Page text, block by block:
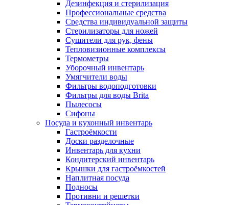
Дезинфекция и стерилизация
Профессиональные средства
Средства индивидуальной защиты
Стерилизаторы для ножей
Сушители для рук, фены
Тепловизионные комплексы
Термометры
Уборочный инвентарь
Умягчители воды
Фильтры водоподготовки
Фильтры для воды Brita
Пылесосы
Сифоны
Посуда и кухонный инвентарь
Гастроёмкости
Доски разделочные
Инвентарь для кухни
Кондитерский инвентарь
Крышки для гастроёмкостей
Наплитная посуда
Подносы
Противни и решетки